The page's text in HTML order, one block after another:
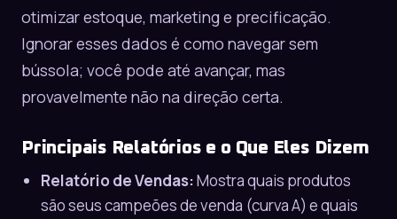
otimizar estoque, marketing e precificação.
Ignorar esses dados é como navegar sem
bússola; você pode até avançar, mas
provavelmente não na direção certa.
Principais Relatórios e o Que Eles Dizem
Relatório de Vendas:Mostra quais produtos
são seus campeões de venda (curva A) e quais